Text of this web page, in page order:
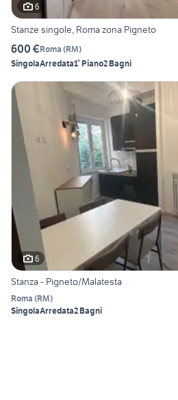
6
Stanze singole, Roma zona Pigneto
600 €Roma (RM)
SingolaArredata1° Piano2 Bagni
6
Stanza - Pigneto/Malatesta
Roma (RM)
SingolaArredata2 Bagni